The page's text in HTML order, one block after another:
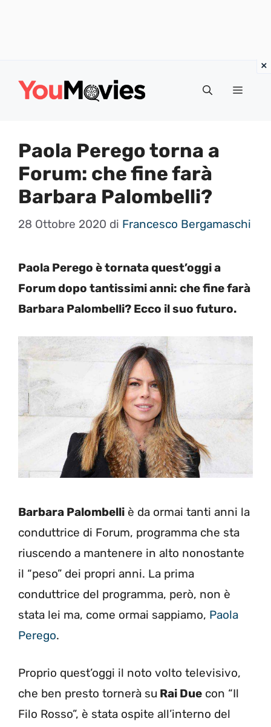
Menu
Paola Perego torna a
Forum: che fine farà
Barbara Palombelli?
28 Ottobre 2020 di Francesco Bergamaschi
Paola Perego è tornata quest’oggi a
Forum dopo tantissimi anni: che fine farà
Barbara Palombelli? Ecco il suo futuro.
Barbara Palombelli è da ormai tanti anni la
conduttrice di Forum, programma che sta
riuscendo a mantenere in alto nonostante
il “peso” dei propri anni. La prima
conduttrice del programma, però, non è
stata lei ma, come ormai sappiamo, Paola
Perego.
Proprio quest’oggi il noto volto televisivo,
che ben presto tornerà su Rai Due con “Il
Filo Rosso”, è stata ospite all’interno del